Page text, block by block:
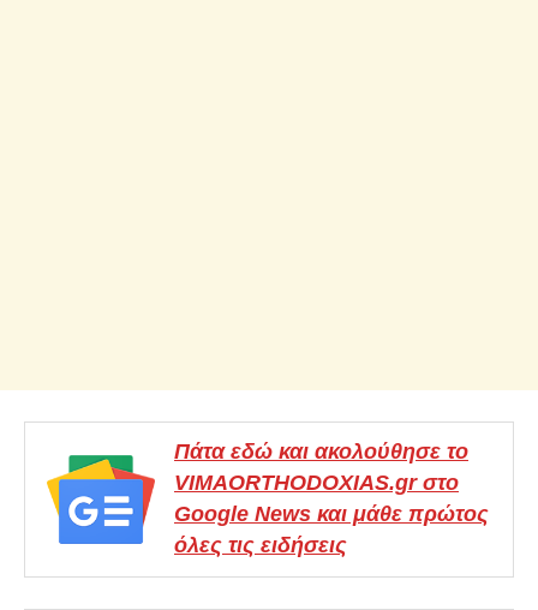
Πάτα εδώ και ακολούθησε το
VIMAORTHODOXIAS.gr στο
Google News και μάθε πρώτος
όλες τις ειδήσεις